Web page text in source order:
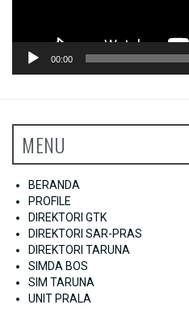
00:00
MENU
BERANDA
PROFILE
DIREKTORI GTK
DIREKTORI SAR-PRAS
DIREKTORI TARUNA
SIMDA BOS
SIM TARUNA
UNIT PRALA